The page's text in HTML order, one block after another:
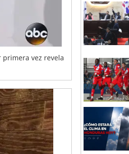
vez revela